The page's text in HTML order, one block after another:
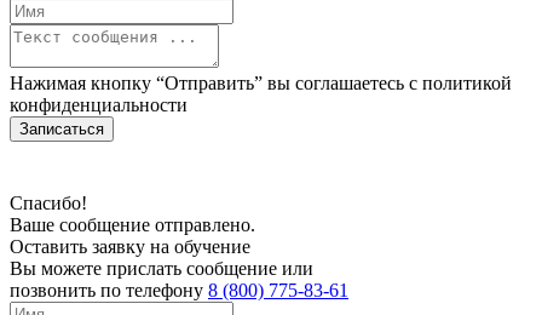
Нажимая кнопку “Отправить” вы соглашаетесь с политикой
конфиденциальности
Записаться
Спасибо!
Ваше сообщение отправлено.
Оставить заявку на обучение
Вы можете прислать сообщение или
позвонить по телефону 8 (800) 775-83-61